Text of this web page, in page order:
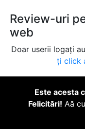
Review-uri
web
Doar userii logați
ți click
Este acesta
Felicitări! Aă